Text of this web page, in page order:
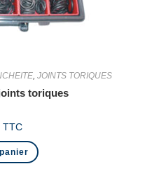
, JOINTS TORIQUES
toriques
TTC